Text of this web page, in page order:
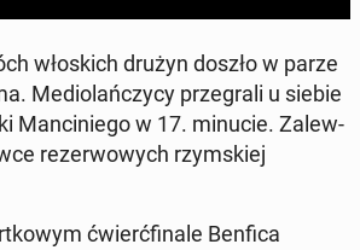
wło­skich drużyn doszło w parze
Me­dio­lań­czy­cy prze­gra­li u siebie
Man­ci­nie­go w 17. minucie. Za­lew­
re­zer­wo­wych rzym­skiej
ćwierć­fi­na­le Benfica